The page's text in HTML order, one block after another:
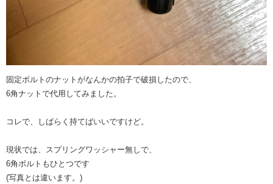
固定ボルトのナットがなんかの拍子で破損したので、
6角ナットで代用してみました。
コレで、しばらく持てばいいですけど。
現状では、スプリングワッシャー無しで、
6角ボルトもひとつです
(写真とは違います。)